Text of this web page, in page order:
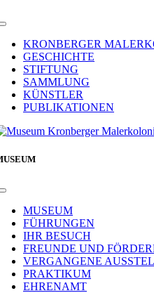
Toggle
NavigationKRONBERGER
GESCHICHTE
STIFTUNG
SAMMLUNG
KÜNSTLER
PUBLIKATIONEN
Toggle
NavigationMUSEUM
FÜHRUNGEN
IHR BESUCH
FREUNDE UND
VERGANGENE
PRAKTIKUM
EHRENAMT